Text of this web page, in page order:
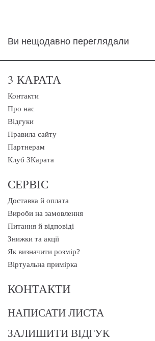
Ви нещодавно переглядали
3 КАРАТА
Контакти
Про нас
Відгуки
Правила сайту
Партнерам
Клуб 3Карата
СЕРВІС
Доставка й оплата
Вироби на замовлення
Питання й відповіді
Знижки та акції
Як визначити розмір?
Віртуальна примірка
КОНТАКТИ
НАПИСАТИ ЛИСТА
ЗАЛИШИТИ ВІДГУК